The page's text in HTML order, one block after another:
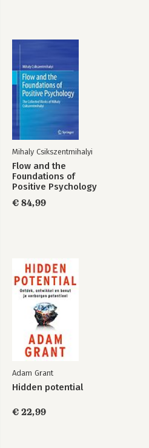
Mihaly Csikszentmihalyi
Flow and the
Foundations of
Positive Psychology
€ 84,99
Adam Grant
Hidden potential
€ 22,99